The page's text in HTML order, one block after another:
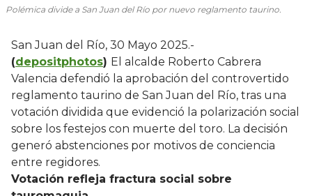
Polémica divide a San Juan del Río por nuevo reglamento taurino.
San Juan del Río, 30 Mayo 2025.-
(depositphotos) El alcalde Roberto Cabrera
Valencia defendió la aprobación del controvertido
reglamento taurino de San Juan del Río, tras una
votación dividida que evidenció la polarización social
sobre los festejos con muerte del toro. La decisión
generó abstenciones por motivos de conciencia
entre regidores.
Votación refleja fractura social sobre